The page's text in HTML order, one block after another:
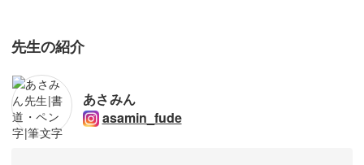
先生の紹介
あさみん
asamin_fude